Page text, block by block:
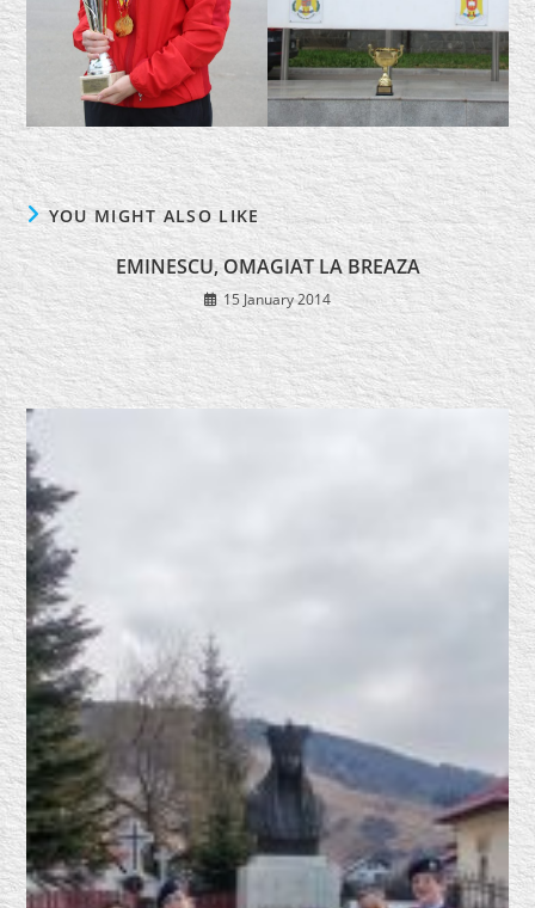
YOU MIGHT ALSO LIKE
EMINESCU, OMAGIAT LA BREAZA
15 January 2014